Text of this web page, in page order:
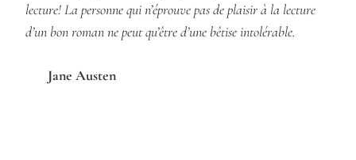
lecture! La personne qui n’éprouve pas de plaisir à la lecture
d’un bon roman ne peut qu’être d’une bêtise intolérable.
Jane Austen